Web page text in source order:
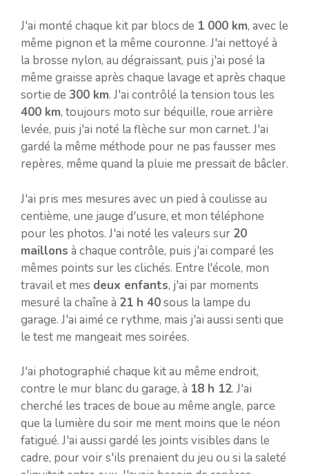
J'ai monté chaque kit par blocs de 1 000 km, avec le
même pignon et la même couronne. J'ai nettoyé à
la brosse nylon, au dégraissant, puis j'ai posé la
même graisse après chaque lavage et après chaque
sortie de 300 km. J'ai contrôlé la tension tous les
400 km, toujours moto sur béquille, roue arrière
levée, puis j'ai noté la flèche sur mon carnet. J'ai
gardé la même méthode pour ne pas fausser mes
repères, même quand la pluie me pressait de bâcler.
J'ai pris mes mesures avec un pied à coulisse au
centième, une jauge d'usure, et mon téléphone
pour les photos. J'ai noté les valeurs sur 20
maillons à chaque contrôle, puis j'ai comparé les
mêmes points sur les clichés. Entre l'école, mon
travail et mes deux enfants, j'ai par moments
mesuré la chaîne à 21 h 40sous la lampe du
garage. J'ai aimé ce rythme, mais j'ai aussi senti que
le test me mangeait mes soirées.
J'ai photographié chaque kit au même endroit,
contre le mur blanc du garage, à 18 h 12. J'ai
cherché les traces de boue au même angle, parce
que la lumière du soir me ment moins que le néon
fatigué. J'ai aussi gardé les joints visibles dans le
cadre, pour voir s'ils prenaient du jeu ou si la saleté